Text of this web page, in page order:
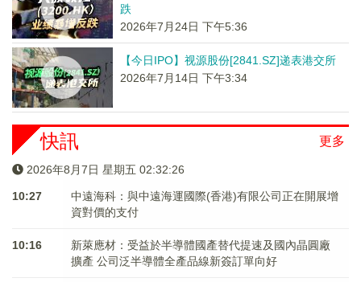
跌
2026年7月24日 下午5:36
【今日IPO】视源股份[2841.SZ]递表港交所
2026年7月14日 下午3:34
更多
快訊
2026年8月7日 星期五 02:32:27
10:27
中遠海科：與中遠海運國際(香港)有限公司正在開展增
資對價的支付
10:16
新萊應材：受益於半導體國產替代提速及國內晶圓廠
擴產 公司泛半導體全產品線新簽訂單向好